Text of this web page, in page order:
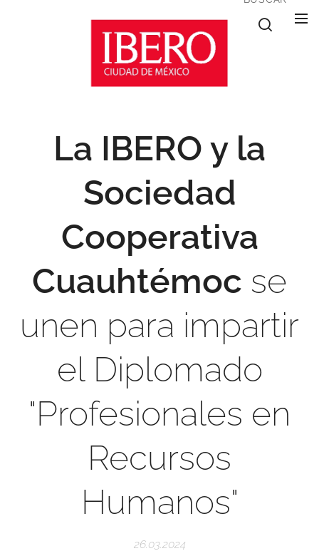
La IBERO y la
Sociedad
Cooperativa
Cuauhtémoc se
unen para impartir
el Diplomado
"Profesionales en
Recursos
Humanos"
26.03.2024